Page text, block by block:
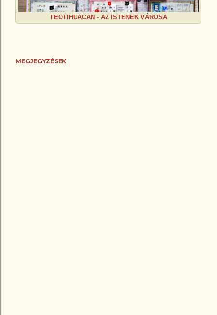
TEOTIHUACAN - AZ ISTENEK VÁROSA
MEGJEGYZÉSEK